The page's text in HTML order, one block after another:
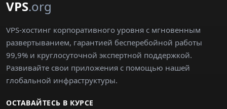
VPS.org
VPS-хостинг корпоративного уровня с мгновенным
развертыванием, гарантией бесперебойной работы
99,9% и круглосуточной экспертной поддержкой.
Развивайте свои приложения с помощью нашей
глобальной инфраструктуры.
ОСТАВАЙТЕСЬ В КУРСЕ